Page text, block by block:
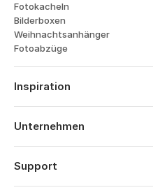
Fotokacheln
Bilderboxen
Weihnachtsanhänger
Fotoabzüge
Inspiration
Reisen
Hochzeiten
Jahrestage
Unternehmen
Über Popsa
Funktionen
Support